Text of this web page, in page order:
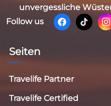
unvergessliche
Follow us
Seiten
Travelife Partner
Travelife Certified